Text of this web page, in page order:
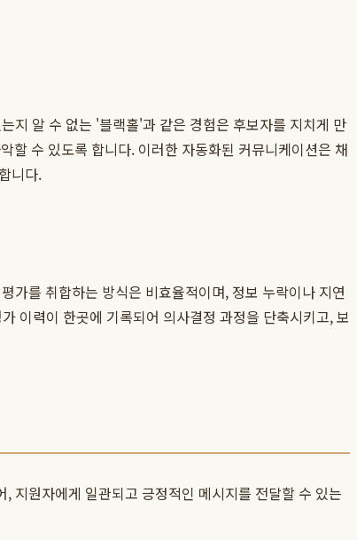
지 알 수 없는 '블랙홀'과 같은 경험은 후보자를 지치게 만
할 수 있도록 합니다. 이러한 자동화된 커뮤니케이션은 채
니다.
가를 취합하는 방식은 비효율적이며, 정보 누락이나 지연
이력이 한곳에 기록되어 의사결정 과정을 단축시키고, 보
지원자에게 일관되고 긍정적인 메시지를 전달할 수 있는